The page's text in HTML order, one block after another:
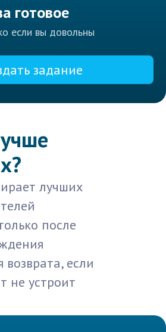
готовое
если вы довольны
задание
лучших
после
возврата, если
не устроит